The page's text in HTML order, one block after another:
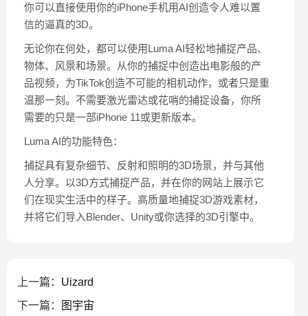
你可以直接使用你的iPhone手机用AI创造令人难以置
信的逼真的3D。
无论你在何处，都可以使用Luma AI轻松地捕捉产品、
物体、风景和场景。从你的捕捉中创造出电影般的产
品视频，为TikTok创造不可能的相机动作，或者只是重
温那一刻。不需要激光雷达或花哨的捕捉设备，你所
需要的只是一部iPhone 11或更新版本。
Luma AI的功能特色：
捕捉具有复杂细节、反射和照明的3D场景，并与其他
人分享。以3D方式捕捉产品，并在你的网站上展示它
们在现实生活中的样子。高质量地捕捉3D游戏素材，
并将它们导入Blender、Unity或你选择的3D引擎中。
上一篇： Uizard
下一篇：
图宇宙